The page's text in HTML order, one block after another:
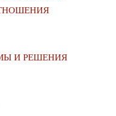
И РЕШЕНИЯ